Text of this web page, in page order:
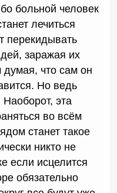
больной человек
лечиться
перекидывать
заражая их
что сам он
Но ведь
эта
во всём
станет такое
никто не
если исцелится
обязательно